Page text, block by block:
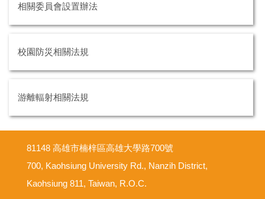
相關委員會設置辦法
校園防災相關法規
游離輻射相關法規
81148 高雄市楠梓區高雄大學路700號
700, Kaohsiung University Rd., Nanzih District,
Kaohsiung 811, Taiwan, R.O.C.